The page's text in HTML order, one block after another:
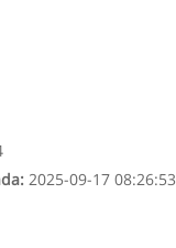
: 2025-09-17 08:26:53